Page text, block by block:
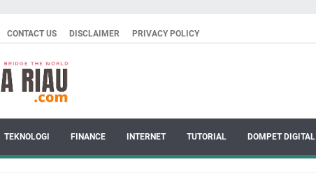
CONTACT US DISCLAIMER PRIVACY POLICY
TEKNOLOGI FINANCE INTERNET TUTORIAL DOMPET DIGITAL